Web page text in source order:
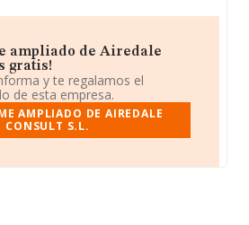
ampliado de Airedale
gratis!
y te regalamos el
de esta empresa.
AMPLIADO DE AIREDALE
CONSULT S.L.